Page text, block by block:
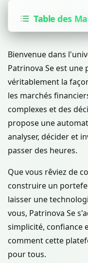
Table des
Bienvenue dans
Patrinova Se est
véritablement la
les marchés
complexes et des
propose une
analyser, décider et
passer des heures.
Que vous rêviez de
construire un
laisser une
vous, Patrinova Se
simplicité, confiance
comment cette
pour tous.